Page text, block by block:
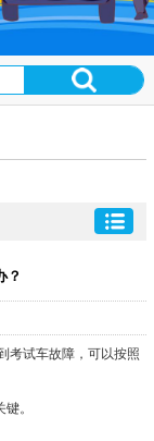
？
考试车故障，可以按照
。